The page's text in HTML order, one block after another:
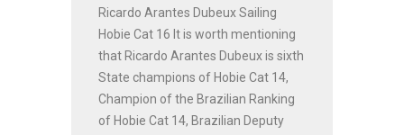
Ricardo Arantes Dubeux Sailing
Hobie Cat 16 It is worth mentioning
that Ricardo Arantes Dubeux is sixth
State champions of Hobie Cat 14,
Champion of the Brazilian Ranking
of Hobie Cat 14, Brazilian Deputy